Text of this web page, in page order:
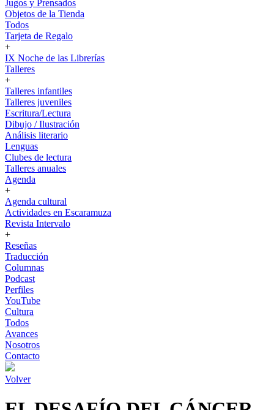
Jugos y Prensados
Objetos de la Tienda
Todos
Tarjeta de Regalo
+
IX Noche de las Librerías
Talleres
+
Talleres infantiles
Talleres juveniles
Escritura/Lectura
Dibujo / Ilustración
Análisis literario
Lenguas
Clubes de lectura
Talleres anuales
Agenda
+
Agenda cultural
Actividades en Escaramuza
Revista Intervalo
+
Reseñas
Traducción
Columnas
Podcast
Perfiles
YouTube
Cultura
Todos
Avances
Nosotros
Contacto
Volver